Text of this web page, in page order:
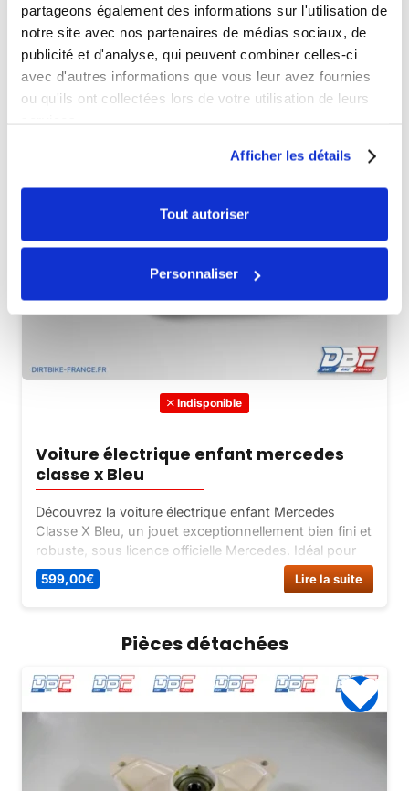
partageons également des informations sur l'utilisation de
notre site avec nos partenaires de médias sociaux, de
publicité et d'analyse, qui peuvent combiner celles-ci
avec d'autres informations que vous leur avez fournies
ou qu'ils ont collectées lors de votre utilisation de leurs
Afficher les détails
Tout autoriser
Personnaliser
Indisponible
Voiture électrique enfant mercedes
classe x Bleu
Découvrez la voiture électrique enfant Mercedes
Classe X Bleu, un jouet exceptionnellement bien fini et
robuste, sous licence officielle Mercedes. Idéal pour
les balades entre amis, ce SUV électrique offre confort
et sécurité à votre enfant.
599,00€ Lire la suite
Pièces détachées